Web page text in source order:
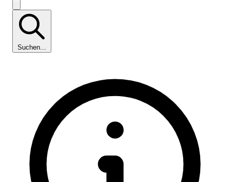
Suchen...